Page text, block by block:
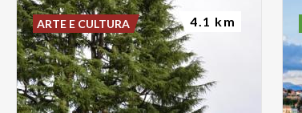
ARTE E CULTURA 4.1 km